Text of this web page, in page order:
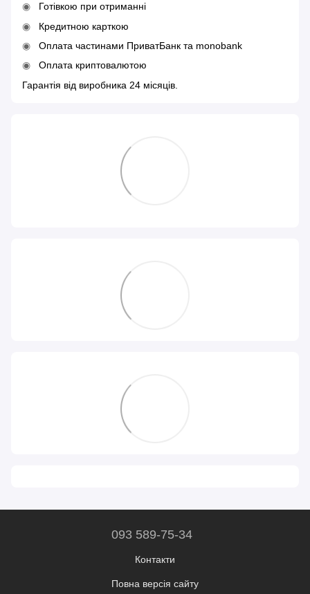
Готівкою при отриманні
Кредитною карткою
Оплата частинами ПриватБанк та monobank
Оплата криптовалютою
Гарантія від виробника 24 місяців.
093 589-75-34
Контакти
Повна версія сайту